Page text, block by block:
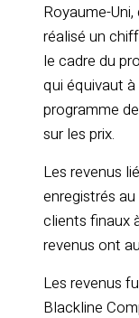
Royaume-
réalisé un
le cadre du
qui équivaut
programme
sur les prix.
Les revenus
enregistrés
clients finaux
revenus ont
Les revenus
Blackline